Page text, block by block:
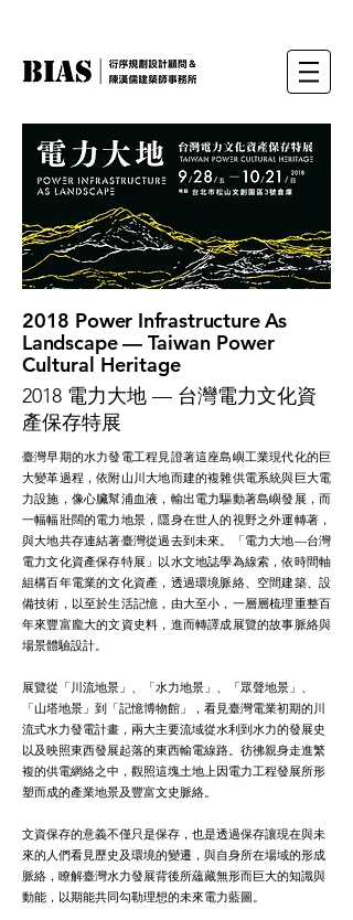
2018 Power Infrastructure As
Landscape— Taiwan Power
Cultural Heritage​
2018 電力大地 — 台灣電力文化資
產保存特展
臺灣早期的水力發電工程見證著這座島嶼工業現代化的巨
大變革過程，依附山川大地而建的複雜供電系統與巨大電
力設施，像心臟幫浦血液，輸出電力驅動著島嶼發展，而
一幅幅壯闊的電力地景，隱身在世人的視野之外運轉著，
與大地共存連結著臺灣從過去到未來。「電力大地—台灣
電力文化資產保存特展」以水文地誌學為線索，依時間軸
組構百年電業的文化資產，透過環境脈絡、空間建築、設
備技術，以至於生活記憶，由大至小，一層層梳理重整百
年來豐富龐大的文資史料，進而轉譯成展覽的故事脈絡與
場景體驗設計。
展覽從「川流地景」、「水力地景」、「眾聲地景」、
「山塔地景」到「記憶博物館」，看見臺灣電業初期的川
流式水力發電計畫，兩大主要流域從水利到水力的發展史
以及映照東西發展起落的東西輸電線路。彷彿親身走進繁
複的供電網絡之中，觀照這塊土地上因電力工程發展所形
塑而成的產業地景及豐富文史脈絡。
文資保存的意義不僅只是保存，也是透過保存讓現在與未
來的人們看見歷史及環境的變遷，與自身所在場域的形成
脈絡，瞭解臺灣水力發展背後所蘊藏無形而巨大的知識與
動能，以期能共同勾勒理想的未來電力藍圖。